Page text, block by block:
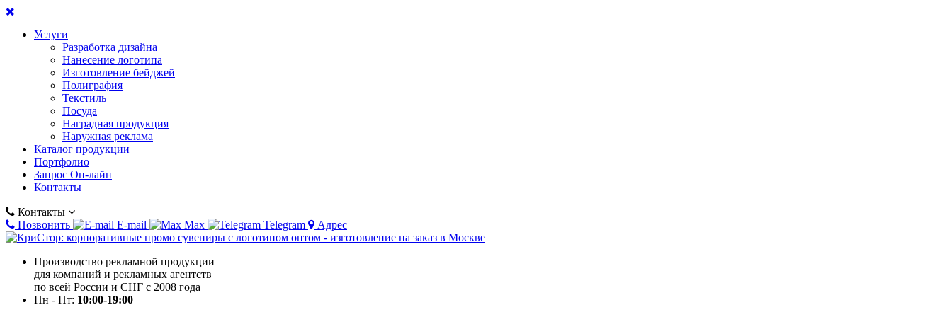
Услуги
Разработка дизайна
Нанесение логотипа
Изготовление бейджей
Полиграфия
Текстиль
Посуда
Наградная продукция
Наружная реклама
Каталог продукции
Портфолио
Запрос Он-лайн
Контакты
Контакты
Позвонить
E-mail Max Telegram Адрес
Производство рекламной продукции
для компаний и рекламных агентств
по всей России и СНГ с 2008 года
Пн - Пт: 10:00-19:00